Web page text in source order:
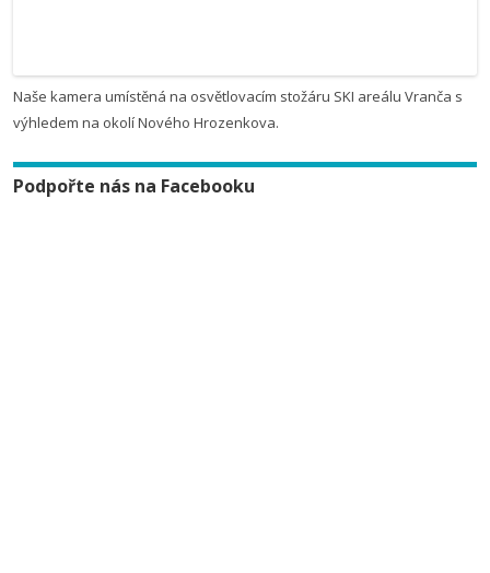
Naše kamera umístěná na osvětlovacím stožáru SKI areálu Vranča s
výhledem na okolí Nového Hrozenkova.
Podpořte nás na Facebooku